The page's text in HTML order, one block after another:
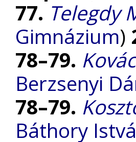
77. Telegdy
Gimnázium)
78–79.
Berzsenyi
78–79.
Báthory